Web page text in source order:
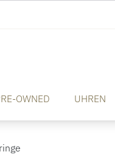
OWNED UHREN